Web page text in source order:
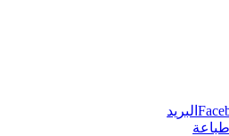
البريد
طباعة